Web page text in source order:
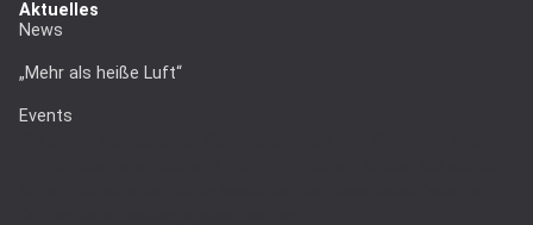
Aktuelles
News
„Mehr als heiße Luft“
Events